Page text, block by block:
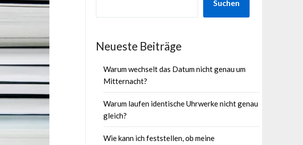
Suchen
Neueste Beiträge
Warum wechselt das Datum nicht genau um
Mitternacht?
Warum laufen identische Uhrwerke nicht genau
gleich?
Wie kann ich feststellen, ob meine